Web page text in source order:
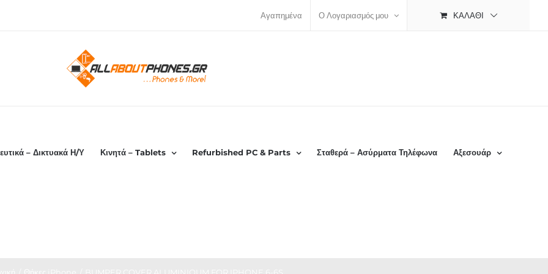
Αγαπημένα Ο Λογαριασμός μου ΚΑΛΆΘΙ
– Δικτυακά Η/Υ Κινητά – Tablets Refurbished PC & Parts Σταθερά – Ασύρματα Τηλέφωνα Αξεσουάρ